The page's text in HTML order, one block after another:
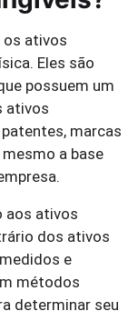
os ativos
Eles são
possuem um
ativos
marcas
a base
aos ativos
dos ativos
e
métodos
determinar seu